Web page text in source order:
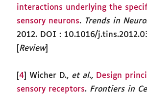
interactions underlying the
sensory neurons. Trends in
2012. DOI : 10.1016/
Review]
[4 ] Wicher D., et al., Design
sensory receptors. Frontiers in